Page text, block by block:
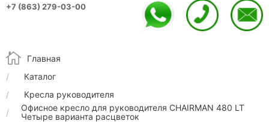
+7 (863) 279-03-00
Строка навигации
Главная
Каталог
Кресла руководителя
Офисное кресло для руководителя CHAIRMAN 480 LT
Четыре варианта расцветок